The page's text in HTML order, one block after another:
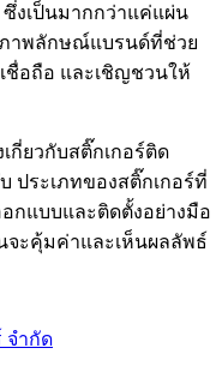
ซึ่งเป็นมากกว่าแค่แผ่น
าพลักษณ์แบรนด์ที่ช่วย
ชื่อถือ และเชิญชวนให้
กี่ยวกับสติ๊กเกอร์ติด
ประเภทของสติ๊กเกอร์ที่
กแบบและติดตั้งอย่างมือ
ะคุ้มค่าและเห็นผลลัพธ์